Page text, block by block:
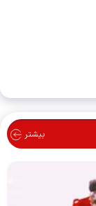
بیشتر